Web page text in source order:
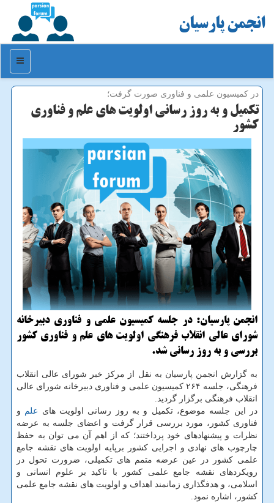
انجمن پارسیان
منو
در كمیسیون علمی و فناوری صورت گرفت؛
تكمیل و به روز رسانی اولویت های علم و فناوری
كشور
انجمن پارسیان: در جلسه كمیسیون علمی و فناوری دبیرخانه
شورای عالی انقلاب فرهنگی اولویت های علم و فناوری كشور
بررسی و به روز رسانی شد.
به گزارش انجمن پارسیان به نقل از مركز خبر شورای عالی انقلاب
فرهنگی، جلسه ۲۶۴ كمیسیون علمی و فناوری دبیرخانه شورای عالی
انقلاب فرهنگی برگزار گردید.
در این جلسه موضوع، تكمیل و به روز رسانی اولویت های علم و
فناوری كشور، مورد بررسی قرار گرفت و اعضای جلسه به عرضه
نظرات و پیشنهادهای خود پرداختند؛ كه از اهم آن می توان به حفظ
چارچوب های نهادی و اجرایی كشور برپایه اولویت های نقشه جامع
علمی كشور در عین عرضه متمم های تكمیلی، ضرورت تحول در
رویكردهای نقشه جامع علمی كشور با تاكید بر علوم انسانی و
اسلامی، و هدفگذاری زمانمند اهداف و اولویت های نقشه جامع علمی
كشور، اشاره نمود.